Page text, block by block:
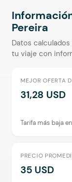
Pereira
Datos
tu viaje con
MEJOR OFERTA
31,28 USD
Tarifa más baja
PRECIO
35 USD